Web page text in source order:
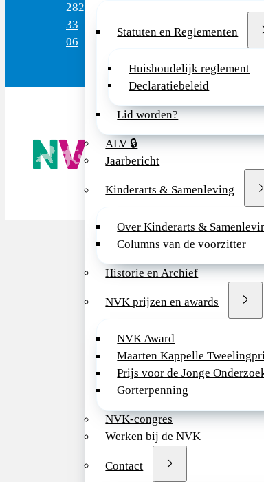
Statuten en Reglementen
Huishoudelijk reglement
Declaratiebeleid
Lid worden?
ALV 🔒
Jaarbericht
Kinderarts & Samenleving
Over Kinderarts &
Columns van de voorzitter
Historie en Archief
NVK prijzen en awards
NVK Award
Maarten Kappelle
Prijs voor de Jonge
Gorterpenning
NVK-congres
Werken bij de NVK
Contact
282
33
06